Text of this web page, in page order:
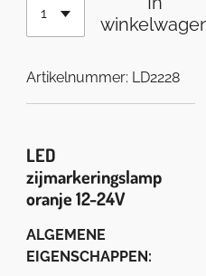
Artikelnummer: LD2228
LED
zijmarkeringslamp
oranje 12-24V
ALGEMENE
EIGENSCHAPPEN: